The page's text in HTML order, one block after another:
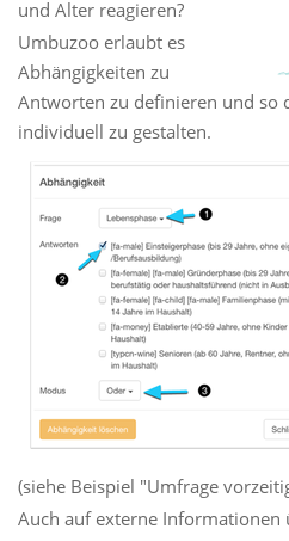
und Alter reagieren?
Umbuzoo erlaubt es
Abhängigkeiten zu
Antworten zu definieren und so
individuell zu gestalten.
(siehe Beispiel "Umfrage
Auch auf externe Informationen